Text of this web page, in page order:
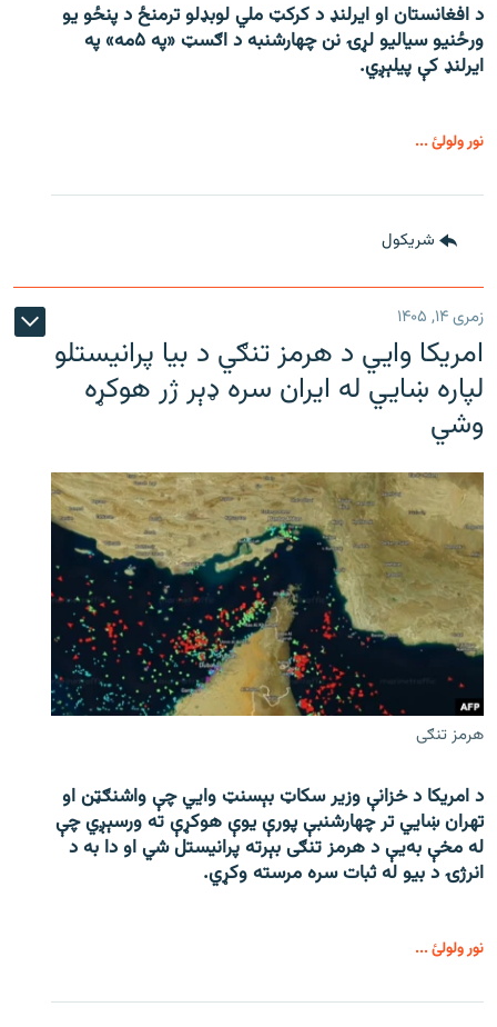
د افغانستان او ایرلنډ د کرکټ ملي لوبډلو ترمنځ د پنځو یو
ورځنیو سیالیو لړۍ نن چهارشنبه د اګسټ «په ۵مه» په
ایرلنډ کې پیلېږي.
نور ولولئ ...
شريکول
زمری ۱۴, ۱۴۰۵
امریکا وايي د هرمز تنګي د بیا پرانیستلو
لپاره ښایي له ایران سره ډېر ژر هوکړه
وشي
هرمز تنګی
د امریکا د خزانې وزیر سکاټ بېسنټ وایي چې واشنګټن او
تهران ښايي تر چهارشنبې پورې یوې هوکړې ته ورسېږي چې
له مخې به‌یې د هرمز تنګی بېرته پرانیستل شي او دا به د
انرژۍ د بیو له ثبات سره مرسته وکړي.
نور ولولئ ...